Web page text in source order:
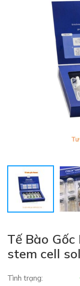
Tế Bào
stem cell
Tình trạng: